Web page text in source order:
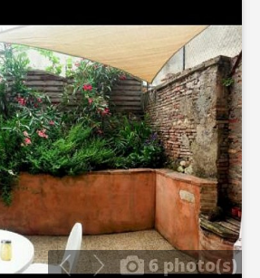
6 photo(s)